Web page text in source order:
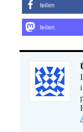
teilen
teilen